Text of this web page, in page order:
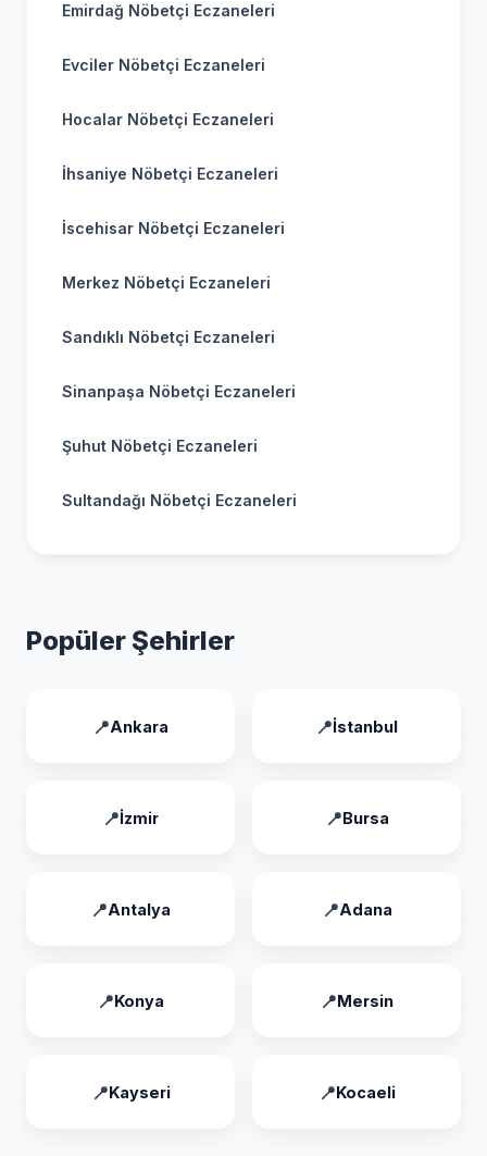
Emirdağ Nöbetçi Eczaneleri
Evciler Nöbetçi Eczaneleri
Hocalar Nöbetçi Eczaneleri
İhsaniye Nöbetçi Eczaneleri
İscehisar Nöbetçi Eczaneleri
Merkez Nöbetçi Eczaneleri
Sandıklı Nöbetçi Eczaneleri
Sinanpaşa Nöbetçi Eczaneleri
Şuhut Nöbetçi Eczaneleri
Sultandağı Nöbetçi Eczaneleri
Popüler Şehirler
Ankara İstanbul
İzmir Bursa
Antalya Adana
Konya Mersin
Kayseri Kocaeli